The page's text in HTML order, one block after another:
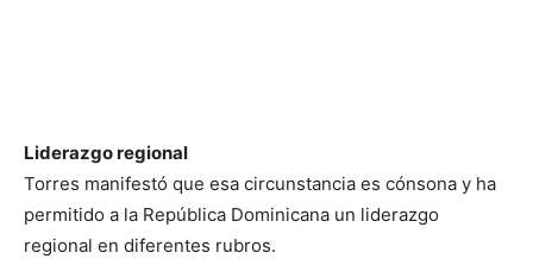
Liderazgo regional
Torres manifestó que esa circunstancia es cónsona y ha
permitido a la República Dominicana un liderazgo
regional en diferentes rubros.